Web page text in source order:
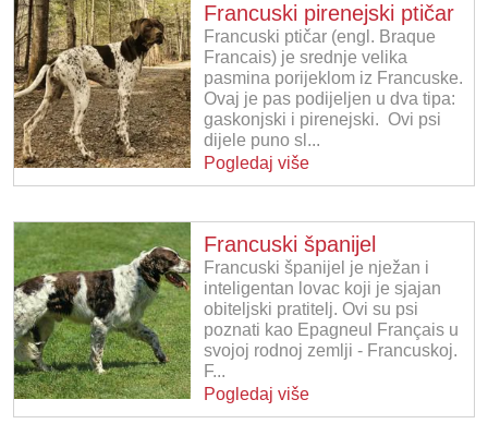
Francuski pirenejski ptičar
Francuski ptičar (engl. Braque
Francais) je srednje velika
pasmina porijeklom iz Francuske.
Ovaj je pas podijeljen u dva tipa:
gaskonjski i pirenejski. Ovi psi
dijele puno sl...
Pogledaj više
Francuski španijel
Francuski španijel je nježan i
inteligentan lovac koji je sjajan
obiteljski pratitelj. Ovi su psi
poznati kao Epagneul Français u
svojoj rodnoj zemlji - Francuskoj.
F...
Pogledaj više